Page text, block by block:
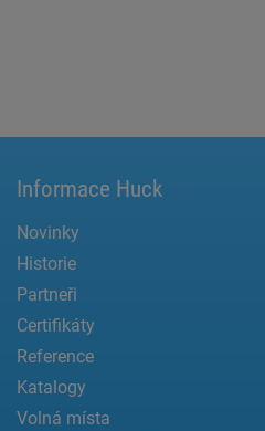
Informace Huck
Novinky
Historie
Partneři
Certifikáty
Reference
Katalogy
Volná místa